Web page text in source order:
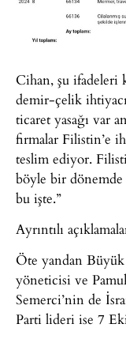
Cihan, şu
demir-çelik
ticaret yasağı var
firmalar Filistin’e
teslim ediyor.
böyle bir dönemde
bu işte.”
Ayrıntılı
Öte yandan
yöneticisi ve
Semerci’nin de
Parti lideri ise 7